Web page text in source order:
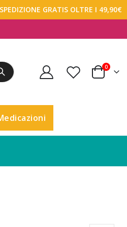
GRATIS OLTRE I 49,90€
Carrello
0